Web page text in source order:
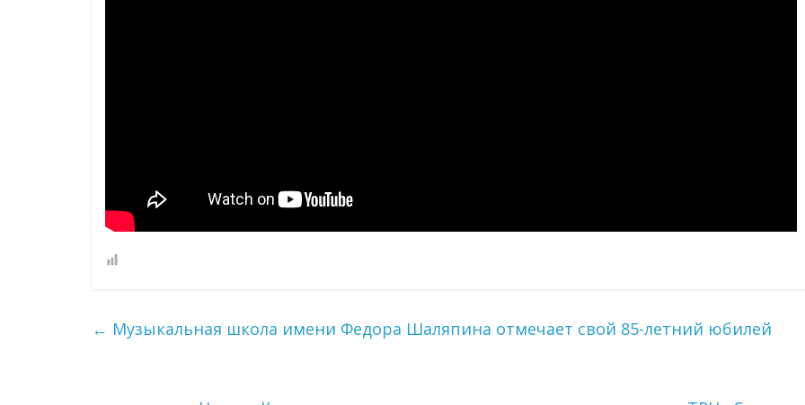
← Музыкальная школа имени Федора Шаляпина отмечает свой 85-летний юбилей